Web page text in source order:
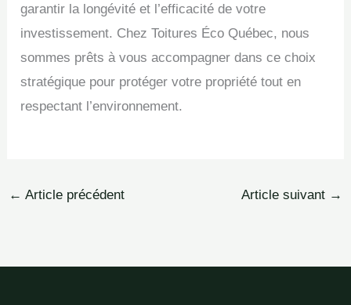
garantir la longévité et l’efficacité de votre
investissement. Chez Toitures Éco Québec, nous
sommes prêts à vous accompagner dans ce choix
stratégique pour protéger votre propriété tout en
respectant l’environnement.
← Article précédent Article suivant →